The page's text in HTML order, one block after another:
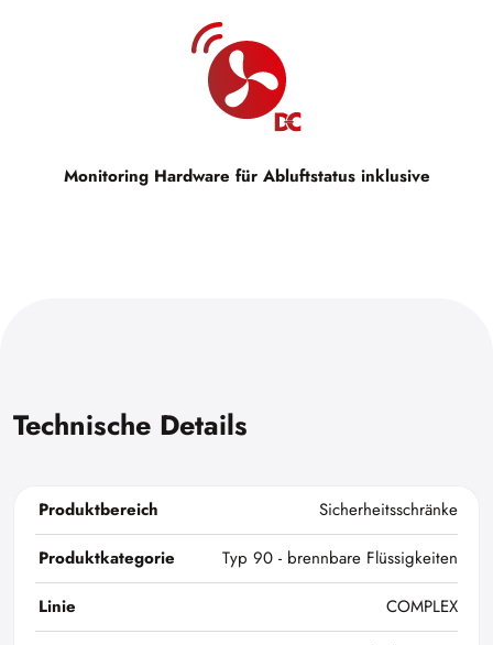
Monitoring Hardware für Abluftstatus inklusive
Technische Details
Produktbereich
Sicherheitsschränke
Produktkategorie
Typ 90 - brennbare Flüssigkeiten
Linie
COMPLEX